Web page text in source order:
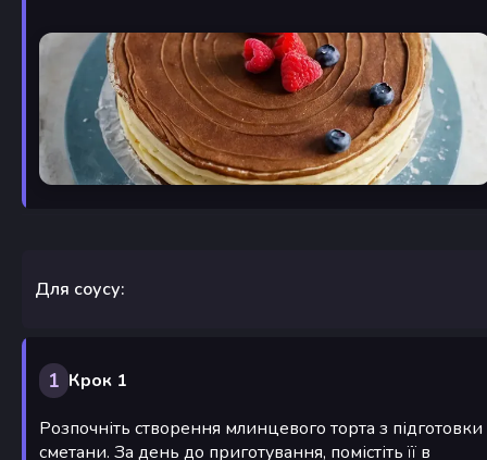
Для соусу:
1 Крок 1
Розпочніть створення млинцевого торта з підготовки
сметани. За день до приготування, помістіть її в